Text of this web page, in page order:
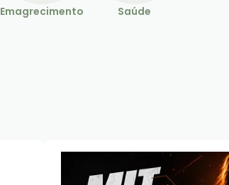
Emagrecimento Saúde